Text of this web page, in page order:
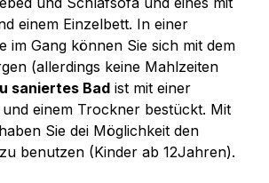
einem Einzelbett. In einer
im Gang können Sie sich mit dem
(allerdings keine Mahlzeiten
saniertes Bad ist mit einer
einem Trockner bestückt. Mit
Sie dei Möglichkeit den
zu benutzen (Kinder ab 12Jahren).